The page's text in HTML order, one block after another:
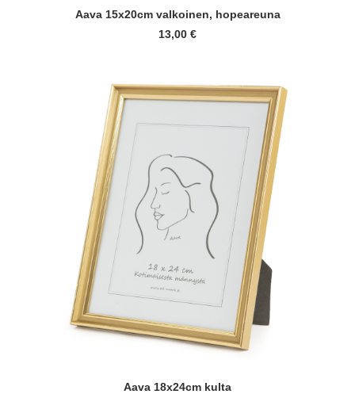
LISÄÄ OSTOSKORIIN
Aava 15x20cm valkoinen, hopeareuna
13,00 €
LISÄÄ OSTOSKORIIN
Aava 18x24cm kulta